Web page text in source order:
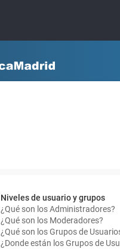
Niveles de usuario y grupos
¿Qué son los Administradores?
¿Qué son los Moderadores?
¿Qué son los Grupos de
¿Donde están los Grupos de